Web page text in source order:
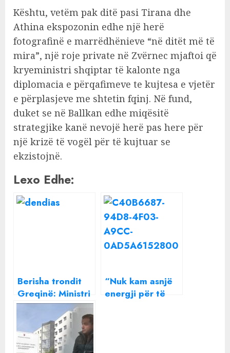
Kështu, vetëm pak ditë pasi Tirana dhe
Athina ekspozonin edhe një herë
fotografinë e marrëdhënieve “në ditët më të
mira”, një roje private në Zvërnec mjaftoi që
kryeministri shqiptar të kalonte nga
diplomacia e përqafimeve te kujtesa e vjetër
e përplasjeve me shtetin fqinj. Në fund,
duket se në Ballkan edhe miqësitë
strategjike kanë nevojë herë pas here për
një krizë të vogël për të kujtuar se
ekzistojnë.
Lexo Edhe:
Berisha trondit
Greqinë: Ministri
i Jashtëm i
Greqisë, Nikos
Dendias është
puro shqiptar
“Nuk kam asnjë
energji për të